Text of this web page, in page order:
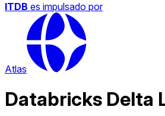
ITDB es impulsado por
Atlas
Databricks Delta